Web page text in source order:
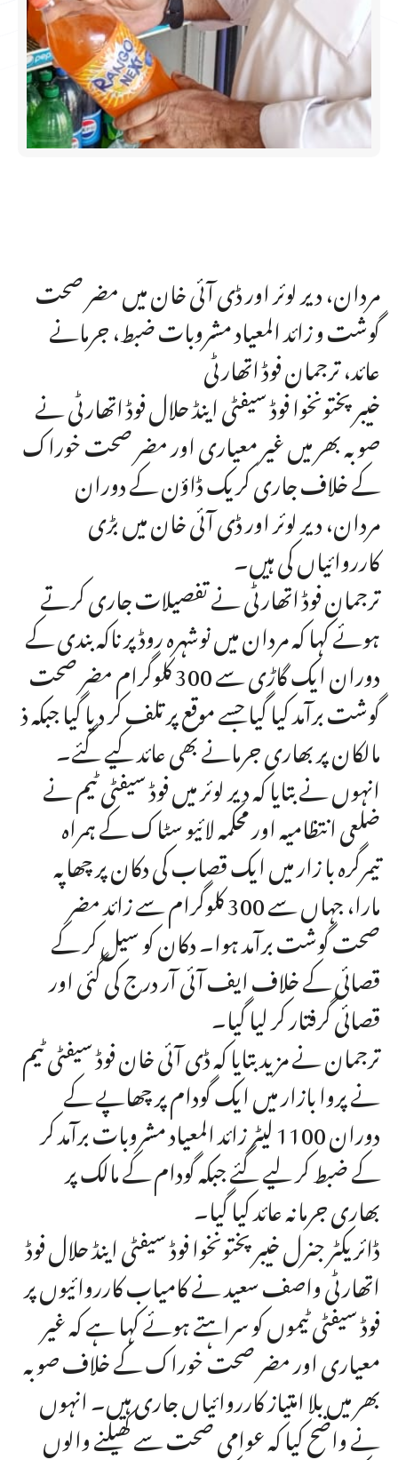
مردان، دیر لوئر اور ڈی آئی خان میں مضر صحت
گوشت و زائد المعیاد مشروبات ضبط، جرمانے
عائد، ترجمان فوڈ اتھارٹی
خیبرپختونخوا فوڈ سیفٹی اینڈ حلال فوڈ اتھارٹی نے
صوبہ بھر میں غیر معیاری اور مضر صحت خوراک
کے خلاف جاری کریک ڈاؤن کے دوران
مردان، دیر لوئر اور ڈی آئی خان میں بڑی
کارروائیاں کی ہیں۔
ترجمان فوڈ اتھارٹی نے تفصیلات جاری کرتے
ہوئے کہا کہ مردان میں نوشہرہ روڈ پر ناکہ بندی کے
دوران ایک گاڑی سے 300 کلوگرام مضر صحت
گوشت برآمد کیا گیا جسے موقع پر تلف کر دیا گیا جبکہ ذ
مالکان پر بھاری جرمانے بھی عائد کیے گئے۔
انہوں نے بتایا کہ دیر لوئر میں فوڈ سیفٹی ٹیم نے
ضلعی انتظامیہ اور محکمہ لائیو سٹاک کے ہمراہ
تیمرگرہ با زار میں ایک قصاب کی دکان پر چھاپہ
مارا، جہاں سے 300 کلوگرام سے زائد مضر
صحت گوشت برآمد ہوا۔ دکان کو سیل کر کے
قصائی کے خلاف ایف آئی آر درج کی گئی اور
قصائی گرفتار کر لیا گیا۔
ترجمان نے مزید بتایا کہ ڈی آئی خان فوڈ سیفٹی ٹیم
نے پروا بازار میں ایک گودام پر چھاپے کے
دوران 1100 لیٹر زائد المعیاد مشروبات برآمد کر
کے ضبط کر لیے گئے جبکہ گودام کے مالک پر
بھاری جرمانہ عائد کیا گیا۔
ڈائریکٹر جنرل خیبرپختونخوا فوڈ سیفٹی اینڈ حلال فوڈ
اتھارٹی واصف سعید نے کامیاب کارروائیوں پر
فوڈ سیفٹی ٹیموں کو سراہتے ہوئے کہا ہے کہ غیر
معیاری اور مضر صحت خوراک کے خلاف صوبہ
بھر میں بلا امتیاز کارروائیاں جاری ہیں۔ انہوں
نے واضح کیا کہ عوامی صحت سے کھیلنے والوں